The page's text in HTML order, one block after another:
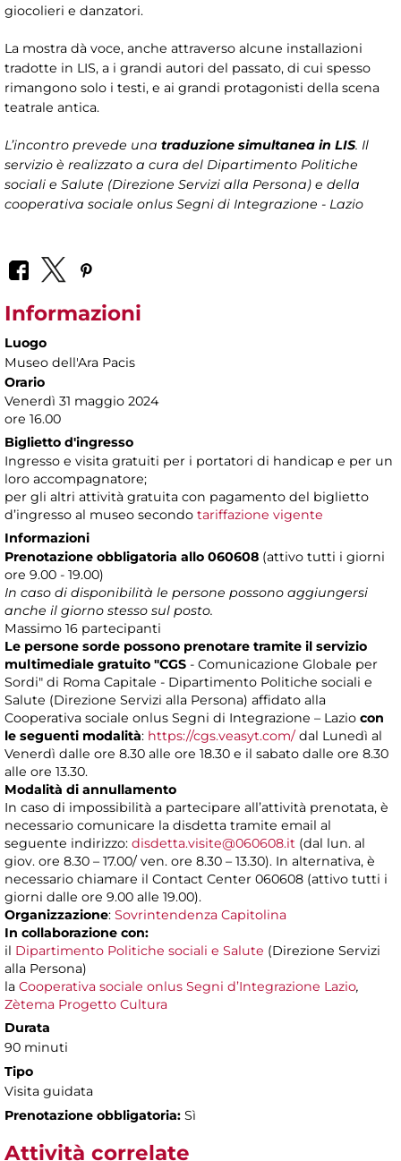
giocolieri e danzatori.
La mostra dà voce, anche attraverso alcune installazioni
tradotte in LIS, a i grandi autori del passato, di cui spesso
rimangono solo i testi, e ai grandi protagonisti della scena
teatrale antica.
L’incontro prevede una traduzione simultanea in LIS. Il
servizio è realizzato a cura del Dipartimento Politiche
sociali e Salute (Direzione Servizi alla Persona) e della
cooperativa sociale onlus Segni di Integrazione - Lazio
Informazioni
Luogo
Museo dell'Ara Pacis
Orario
Venerdì 31 maggio 2024
ore 16.00
Biglietto d'ingresso
Ingresso e visita gratuiti per i portatori di handicap e per un
loro accompagnatore;
per gli altri attività gratuita con pagamento del biglietto
d’ingresso al museo secondo tariffazione vigente
Informazioni
Prenotazione obbligatoria allo 060608 (attivo tutti i giorni
ore 9.00 - 19.00)
In caso di disponibilità le persone possono aggiungersi
anche il giorno stesso sul posto.
Massimo 16 partecipanti
Le persone sorde possono prenotare tramite il servizio
multimediale gratuito "CGS - Comunicazione Globale per
Sordi" di Roma Capitale - Dipartimento Politiche sociali e
Salute (Direzione Servizi alla Persona) affidato alla
Cooperativa sociale onlus Segni di Integrazione – Lazio con
le seguenti modalità: https://cgs.veasyt.com/dal Lunedì al
Venerdì dalle ore 8.30 alle ore 18.30 e il sabato dalle ore 8.30
alle ore 13.30.
Modalità di annullamento
In caso di impossibilità a partecipare all’attività prenotata, è
necessario comunicare la disdetta tramite email al
seguente indirizzo: disdetta.visite@060608.it (dal lun. al
giov. ore 8.30 – 17.00/ ven. ore 8.30 – 13.30). In alternativa, è
necessario chiamare il Contact Center 060608 (attivo tutti i
giorni dalle ore 9.00 alle 19.00).
Organizzazione: Sovrintendenza Capitolina
In collaborazione con:
il Dipartimento Politiche sociali e Salute (Direzione Servizi
alla Persona)
la Cooperativa sociale onlus Segni d’Integrazione Lazio,
Zètema Progetto Cultura
Durata
90 minuti
Tipo
Visita guidata
Prenotazione obbligatoria: Sì
Attività correlate